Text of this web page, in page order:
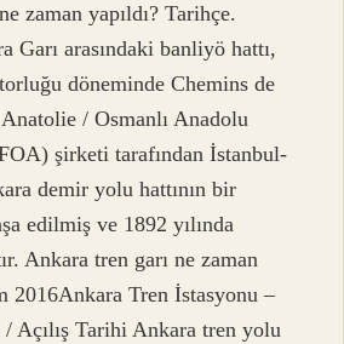
zaman yapıldı? Tarihçe.
Garı arasındaki banliyö hattı,
döneminde Chemins de
/ Osmanlı Anadolu
şirketi tarafından İstanbul-
demir yolu hattının bir
edilmiş ve 1892 yılında
Ankara tren garı ne zaman
2016Ankara Tren İstasyonu –
Açılış Tarihi Ankara tren yolu